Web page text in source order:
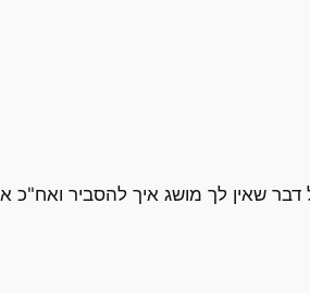
דבר שאין לך מושג איך להסביר